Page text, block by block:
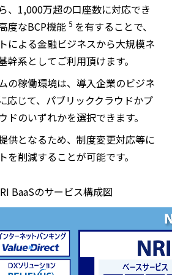
、1,000万超の口座数に対応でき
度なBCP機能 5 を有することで、
による金融ビジネスから大規模ネ
幹系としてご利用頂けます。
の稼働環境は、導入企業のビジネ
応じて、パブリッククラウドかプ
ドのいずれかを選択できます。
供となるため、制度変更対応等に
を削減することが可能です。
BaaSのサービス構成図